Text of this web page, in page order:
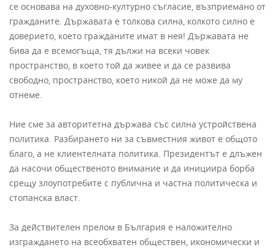
се основава на духовно-културно съгласие, възприемано от
гражданите. Държавата е толкова силна, колкото силно е
доверието, което гражданите имат в нея! Държавата не
бива да е всемогъща, тя дължи на всеки човек
пространство, в което той да живее и да се развива
свободно, пространство, което никой да не може да му
отнеме.
Ние сме за авторитетна държава със силна устройствена
политика. Разбирането ни за съвместния живот е общото
благо, а не клиентелната политика. Президентът е длъжен
да насочи общественото внимание и да инициира борба
срещу злоупотребите с публична и частна политическа и
стопанска власт.
За действителен прелом в България е наложително
изграждането на всеобхватен обществен, икономически и